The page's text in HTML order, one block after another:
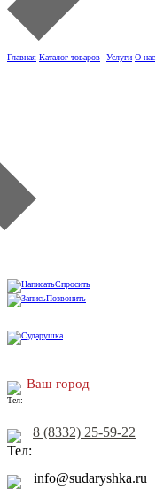
Главная Каталог товаров Услуги О нас
Спросить
Позвонить
Ваш город
8 (8332) 25-59-22
info@sudaryshka.ru